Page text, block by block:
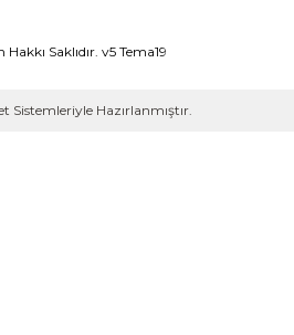
Saklıdır. v5 Tema19
Sistemleriyle Hazırlanmıştır.